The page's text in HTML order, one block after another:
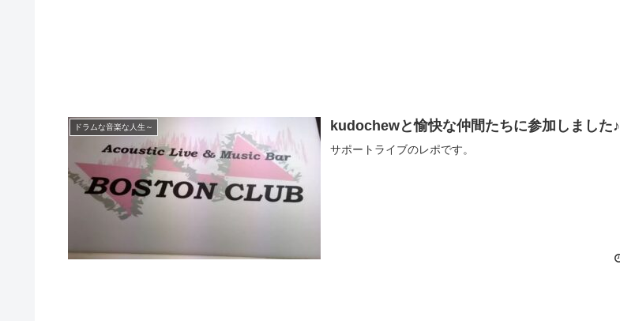
ドラムな音楽な人生～ kudochewと愉快な仲間たちに参加しました♪
サポートライブのレポです。